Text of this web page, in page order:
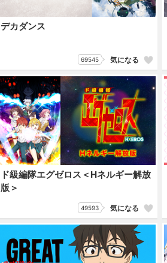
デカダンス
69545 気になる
ド級編隊エグゼロス＜Hネルギー解放
版＞
49593 気になる